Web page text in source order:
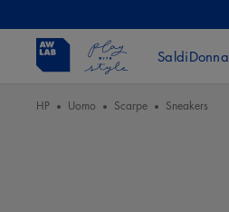
SaldiDonna
HP Uomo Scarpe Sneakers